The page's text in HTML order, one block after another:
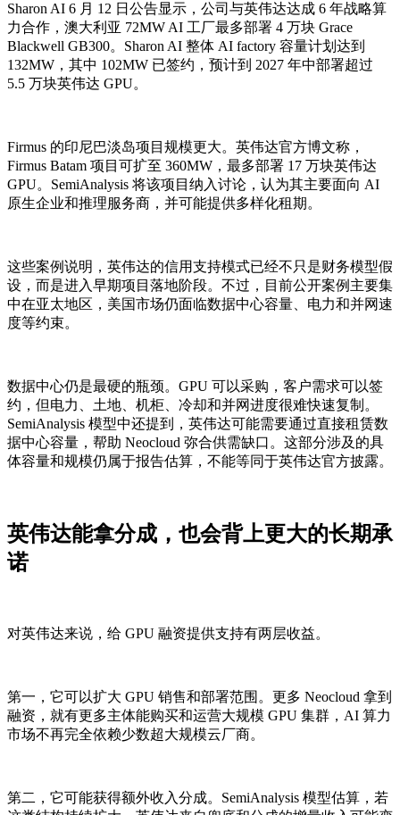
Sharon AI 6 月 12 日公告显示，公司与英伟达达成 6 年战略算
力合作，澳大利亚 72MW AI 工厂最多部署 4 万块 Grace
Blackwell GB300。Sharon AI 整体 AI factory 容量计划达到
132MW，其中 102MW 已签约，预计到 2027 年中部署超过
5.5 万块英伟达 GPU。
Firmus 的印尼巴淡岛项目规模更大。英伟达官方博文称，
Firmus Batam 项目可扩至 360MW，最多部署 17 万块英伟达
GPU。SemiAnalysis 将该项目纳入讨论，认为其主要面向 AI
原生企业和推理服务商，并可能提供多样化租期。
这些案例说明，英伟达的信用支持模式已经不只是财务模型假
设，而是进入早期项目落地阶段。不过，目前公开案例主要集
中在亚太地区，美国市场仍面临数据中心容量、电力和并网速
度等约束。
数据中心仍是最硬的瓶颈。GPU 可以采购，客户需求可以签
约，但电力、土地、机柜、冷却和并网进度很难快速复制。
SemiAnalysis 模型中还提到，英伟达可能需要通过直接租赁数
据中心容量，帮助 Neocloud 弥合供需缺口。这部分涉及的具
体容量和规模仍属于报告估算，不能等同于英伟达官方披露。
英伟达能拿分成，也会背上更大的长期承
诺
对英伟达来说，给 GPU 融资提供支持有两层收益。
第一，它可以扩大 GPU 销售和部署范围。更多 Neocloud 拿到
融资，就有更多主体能购买和运营大规模 GPU 集群，AI 算力
市场不再完全依赖少数超大规模云厂商。
第二，它可能获得额外收入分成。SemiAnalysis 模型估算，若